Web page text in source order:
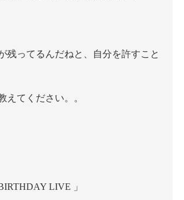
残ってるんだねと、自分を許すこと
えてください。。
LIVE 」